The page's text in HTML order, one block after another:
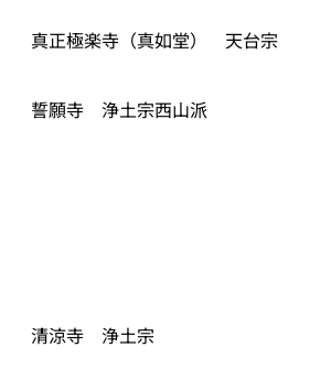
真正極楽寺（真如堂）　天台宗
誓願寺　浄土宗西山派
清涼寺　浄土宗